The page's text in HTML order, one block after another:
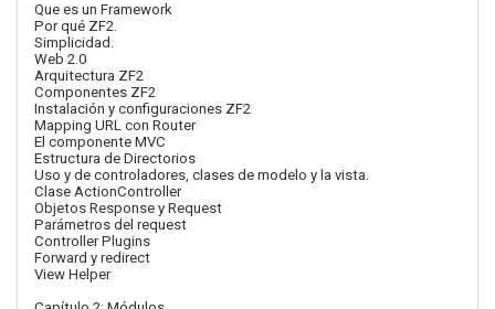
Que es un Framework
Por qué ZF2.
Simplicidad.
Web 2.0
Arquitectura ZF2
Componentes ZF2
Instalación y configuraciones ZF2
Mapping URL con Router
El componente MVC
Estructura de Directorios
Uso y de controladores, clases de modelo y la vista.
Clase ActionController
Objetos Response y Request
Parámetros del request
Controller Plugins
Forward y redirect
View Helper